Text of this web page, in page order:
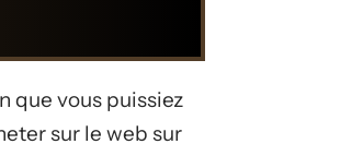
que vous puissiez
sur le web sur